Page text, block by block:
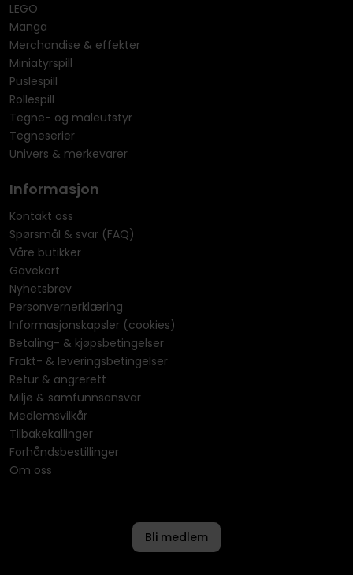
LEGO
Manga
Merchandise & effekter
Miniatyrspill
Puslespill
Rollespill
Tegne- og maleutstyr
Tegneserier
Univers & merkevarer
Informasjon
Kontakt oss
Spørsmål & svar (FAQ)
Våre butikker
Gavekort
Nyhetsbrev
Personvernerklæring
Informasjonskapsler (cookies)
Betaling- & kjøpsbetingelser
Frakt- & leveringsbetingelser
Retur & angrerett
Miljø & samfunnsansvar
Medlemsvilkår
Tilbakekallinger
Forhåndsbestillinger
Om oss
Bli medlem